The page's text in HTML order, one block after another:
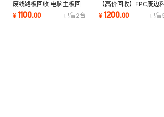
废线路板回收 电脑主板回
收 回收一色带零件板 回收
PCB电路板
¥1100.00 已售2台
【高价回收】FPC废边
废排线 fpc柔性线路板
板 电子料库存
¥1200.00 已售